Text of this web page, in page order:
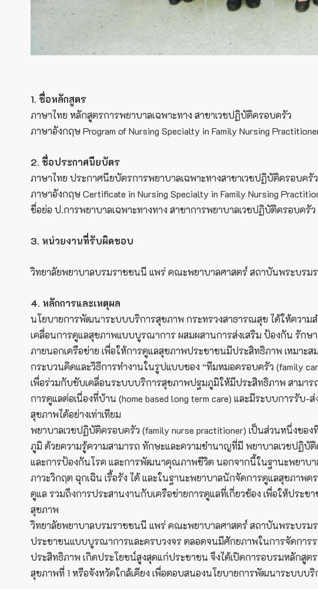
1. ชื่อหลักสูตร
ภาษาไทย หลักสูตรการพยาบาลเฉพาะทาง สาขาเวชปฏิบัติครอบครัว
ภาษาอังกฤษ Program of Nursing Specialty in Family Nursing
2. ชื่อประกาศนียบัตร
ภาษาไทย ประกาศนียบัตรการพยาบาลเฉพาะทางสาขาเวชปฏิบัติครอบครัว
ภาษาอังกฤษ Certificate in Nursing Specialty in Family Nursing
ชื่อย่อ ป.การพยาบาลเฉพาะทางทาง สาขาการพยาบาลเวชปฏิบัติครอบครัว
3. หน่วยงานที่รับผิดชอบ
วิทยาลัยพยาบาลบรมราชชนนี แพร่ คณะพยาบาลศาสตร์ สถาบันพระบรม
4. หลักการและเหตุผล
นโยบายการพัฒนาระบบบริการสุขภาพ กระทรวงสาธารณสุข ได้ให้ควา
เคลื่อนการดูแลสุขภาพแบบบูรณาการ ผสมผสานการส่งเสริม ป้องกัน รัก
ภายนอกเครือข่าย เพื่อให้การดูแลสุขภาพประชาชนมีประสิทธิภาพ เหมา
กระบวนคิดและวิธีการทำงานในรูปแบบของ “ทีมหมอครอบครัว (family
เพื่อร่วมกับขับเคลื่อนระบบบริการสุขภาพปฐมภูมิให้มีประสิทธิภาพ สามา
การดูแลต่อเนื่องที่บ้าน (home based long term care) และมีระบบการรั
สุขภาพได้อย่างเท่าเทียม
พยาบาลเวชปฏิบัติครอบครัว (family nurse practitioner) เป็นส่วนหนึ่ง
ภูมิ ด้วยความรู้ความสามารถ ทักษะและความชำนาญที่มี พยาบาลเวชปฏิ
และการป้องกันโรค และการพัฒนาคุณภาพชีวิต นอกจากนี้ในฐานะพยาบา
ภาวะวิกฤต ฉุกเฉิน เรื้อรัง ได้ และในฐานะพยาบาลนักจัดการดูแลสุขภาพ
ดูแล รวมถึงการประสานงานกับเครือข่ายการดูแลที่เกี่ยวข้อง เพื่อให้ปร
สุขภาพ
วิทยาลัยพยาบาลบรมราชชนนี แพร่ คณะพยาบาลศาสตร์ สถาบันพระบร
ประชาชนแบบบูรณาการและครบวงจร ตลอดจนมีศักยภาพในการจัดกา
ประสิทธิภาพ เกิดประโยชน์สูงสุดแก่ประชาชน จึงได้เปิดการอบรมหลักสู
สุขภาพที่ 1 หรือจังหวัดใกล้เคียง เพื่อตอบสนองนโยบายการพัฒนาระบบ